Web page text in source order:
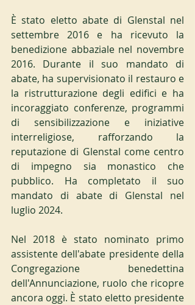
È stato eletto abate di Glenstal nel
settembre 2016 e ha ricevuto la
benedizione abbaziale nel novembre
2016. Durante il suo mandato di
abate, ha supervisionato il restauro e
la ristrutturazione degli edifici e ha
incoraggiato conferenze, programmi
di sensibilizzazione e iniziative
interreligiose, rafforzando la
reputazione di Glenstal come centro
di impegno sia monastico che
pubblico. Ha completato il suo
mandato di abate di Glenstal nel
luglio 2024.
Nel 2018 è stato nominato primo
assistente dell'abate presidente della
Congregazione benedettina
dell'Annunciazione, ruolo che ricopre
ancora oggi. È stato eletto presidente